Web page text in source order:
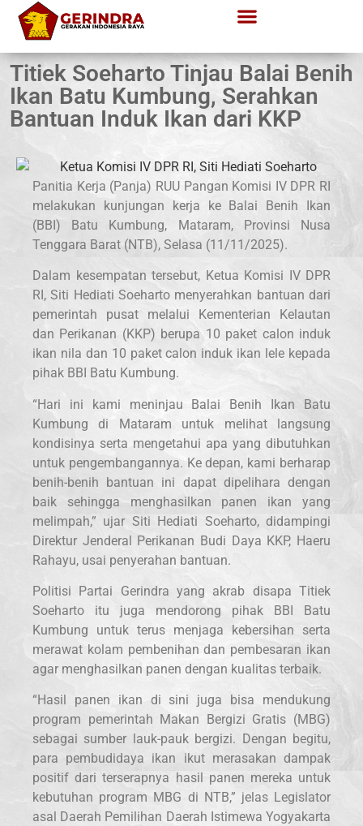
Titiek Soeharto Tinjau Balai Benih
Ikan Batu Kumbung, Serahkan
Bantuan Induk Ikan dari KKP
Panitia Kerja (Panja) RUU Pangan Komisi IV DPR RI
melakukan kunjungan kerja ke Balai Benih Ikan
(BBI) Batu Kumbung, Mataram, Provinsi Nusa
Tenggara Barat (NTB), Selasa (11/11/2025).
Dalam kesempatan tersebut, Ketua Komisi IV DPR
RI, Siti Hediati Soeharto menyerahkan bantuan dari
pemerintah pusat melalui Kementerian Kelautan
dan Perikanan (KKP) berupa 10 paket calon induk
ikan nila dan 10 paket calon induk ikan lele kepada
pihak BBI Batu Kumbung.
“Hari ini kami meninjau Balai Benih Ikan Batu
Kumbung di Mataram untuk melihat langsung
kondisinya serta mengetahui apa yang dibutuhkan
untuk pengembangannya. Ke depan, kami berharap
benih-benih bantuan ini dapat dipelihara dengan
baik sehingga menghasilkan panen ikan yang
melimpah,” ujar Siti Hediati Soeharto, didampingi
Direktur Jenderal Perikanan Budi Daya KKP, Haeru
Rahayu, usai penyerahan bantuan.
Politisi Partai Gerindra yang akrab disapa Titiek
Soeharto itu juga mendorong pihak BBI Batu
Kumbung untuk terus menjaga kebersihan serta
merawat kolam pembenihan dan pembesaran ikan
agar menghasilkan panen dengan kualitas terbaik.
“Hasil panen ikan di sini juga bisa mendukung
program pemerintah Makan Bergizi Gratis (MBG)
sebagai sumber lauk-pauk bergizi. Dengan begitu,
para pembudidaya ikan ikut merasakan dampak
positif dari terserapnya hasil panen mereka untuk
kebutuhan program MBG di NTB,” jelas Legislator
asal Daerah Pemilihan Daerah Istimewa Yogyakarta